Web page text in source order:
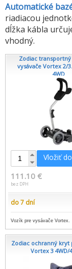
Automatické
riadiacou
dĺžka kábla
vhodný.
Zodiac
vysávače Vortex 2/
4WD
Vložiť
111.10 €
bez DPH
do 7 dní
Vozík pre vysávače Vortex.
Zodiac ochranný kryt
Vortex 3 4WD/